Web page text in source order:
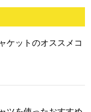
ケットのオススメコ